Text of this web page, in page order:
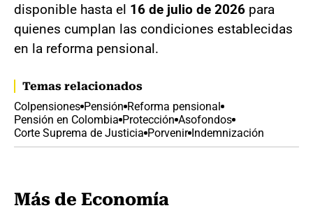
disponible hasta el 16 de julio de 2026 para
quienes cumplan las condiciones establecidas
en la reforma pensional.
Temas relacionados
Colpensiones Pensión Reforma pensional
Pensión en Colombia Protección Asofondos
Corte Suprema de Justicia Porvenir Indemnización
Más de Economía